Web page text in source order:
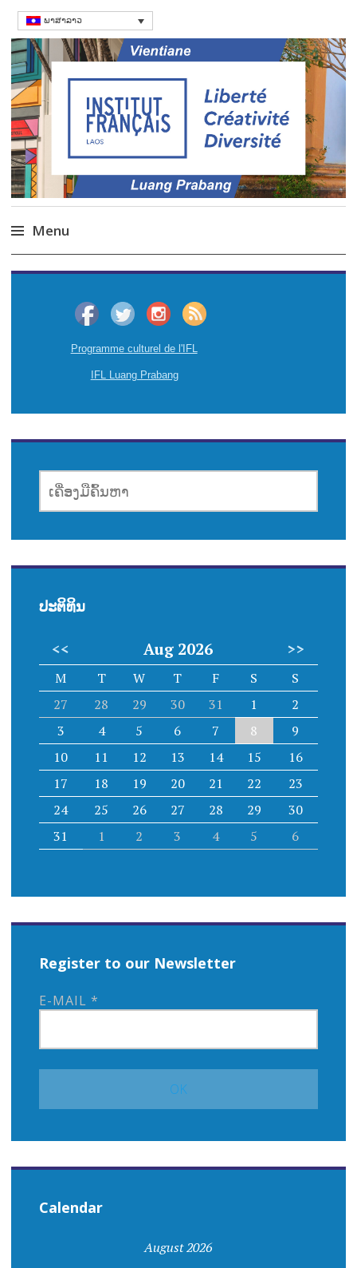
ພາສາລາວ
ສະຖາບັນຝຣັ່ງ
Language Courses & cultral events in
Laos
Menu
Skip
Programme culturel de l'IFL
IFL Luang Prabang
ຄົ້ນຫາ
ປະຕິທິນ
<< Aug 2026 >>
M T W T F S
S
27
28 29 30 31 1
2
3
4 5 6 7 8
9
10
11 12 13 14 15
16
17
18 19 20 21 22
23
24
25 26 27 28 29
30
31
1 2 3 4 5 6
Register to our Newsletter
E-MAIL *
Calendar
August 2026